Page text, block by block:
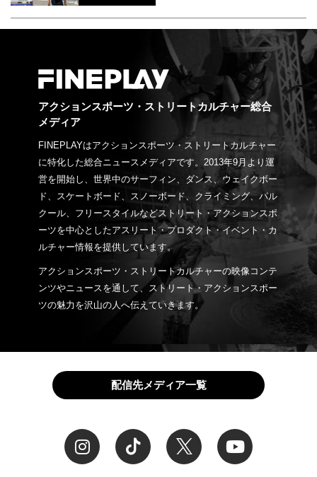
アクションスポーツ・ストリートカルチャー総合
メディア
FINEPLAYはアクションスポーツ・ストリートカルチャー
に特化した総合ニュースメディアです。2013年9月より運
営を開始し、世界中のサーフィン、ダンス、ウェイクボー
ド、スケートボード、スノーボード、クライミング、パル
クール、フリースタイルなどストリート・アクションスポ
ーツを中心としたアスリート・プロダクト・イベント・カ
ルチャー情報を提供しています。
アクションスポーツ・ストリートカルチャーの映像コンテ
ンツやニュースを通して、ストリート・アクションスポー
ツの魅力を沢山の人へ伝えていきます。
配信先メディア一覧